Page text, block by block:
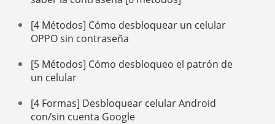
[4 Métodos] Cómo desbloquear un celular
OPPO sin contraseña
[5 Métodos] Cómo desbloqueo el patrón de
un celular
[4 Formas] Desbloquear celular Android
con/sin cuenta Google